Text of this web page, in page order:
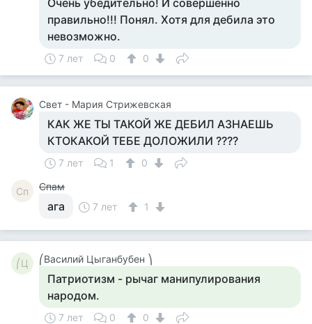
Очень убедительно! И совершенно
правильно!!! Понял. Хотя для дебила это
невозможно.
7 лет 0 0
Свет - Мария Стрижевская
КАК ЖЕ ТЫ ТАКОЙ ЖЕ ДЕБИЛ АЗНАЕШЬ
КТОКАКОЙ ТЕБЕ ДОЛОЖИЛИ ????
7 лет 1 0
Сп Спам
ага 7 лет 1
⎛Ц ⎛Василий Цыганбубен ⎞
Патриотизм - рычаг манипулирования
народом.
7 лет 0 0